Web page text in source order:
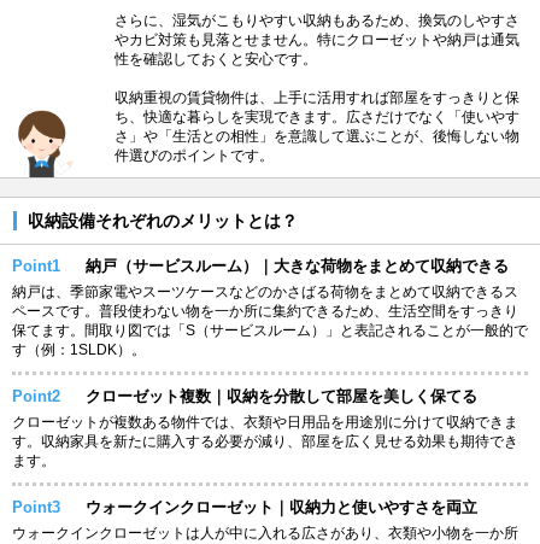
さらに、湿気がこもりやすい収納もあるため、換気のしやすさ
やカビ対策も見落とせません。特にクローゼットや納戸は通気
性を確認しておくと安心です。
収納重視の賃貸物件は、上手に活用すれば部屋をすっきりと保
ち、快適な暮らしを実現できます。広さだけでなく「使いやす
さ」や「生活との相性」を意識して選ぶことが、後悔しない物
件選びのポイントです。
収納設備それぞれのメリットとは？
Point1 納戸（サービスルーム）｜大きな荷物をまとめて収納できる
納戸は、季節家電やスーツケースなどのかさばる荷物をまとめて収納できるス
ペースです。普段使わない物を一か所に集約できるため、生活空間をすっきり
保てます。間取り図では「S（サービスルーム）」と表記されることが一般的で
す（例：1SLDK）。
Point2 クローゼット複数｜収納を分散して部屋を美しく保てる
クローゼットが複数ある物件では、衣類や日用品を用途別に分けて収納できま
す。収納家具を新たに購入する必要が減り、部屋を広く見せる効果も期待でき
ます。
Point3 ウォークインクローゼット｜収納力と使いやすさを両立
ウォークインクローゼットは人が中に入れる広さがあり、衣類や小物を一か所